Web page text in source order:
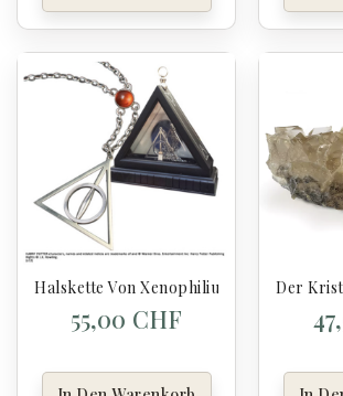
Halskette Von Xenophilius Lovegood -
55,00 CHF
Der